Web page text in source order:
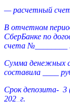
— расчетный
В отчетном
СберБанке по
счета №________
Сумма денежных
составила ____
Срок депозита- 3
202_г.